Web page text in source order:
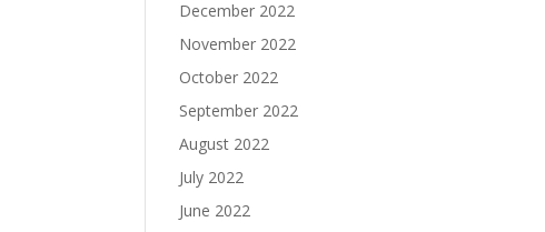
December 2022
November 2022
October 2022
September 2022
August 2022
July 2022
June 2022